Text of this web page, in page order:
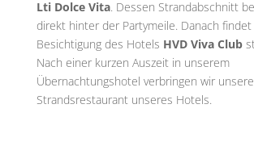
Lti Dolce Vita. Dessen Strandabschnitt
direkt hinter der Partymeile. Danach findet
Besichtigung des Hotels HVD Viva Club
Nach einer kurzen Auszeit in unserem
Übernachtungshotel verbringen wir
Strandsrestaurant unseres Hotels.